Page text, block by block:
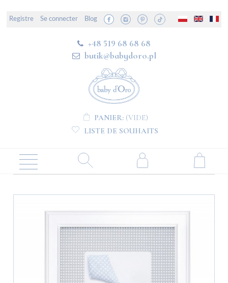
Registre Se connecter Blog
+48 519 68 68 68
butik@babydoro.pl
PANIER: (VIDE)
LISTE DE SOUHAITS